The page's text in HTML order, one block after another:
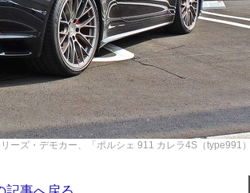
ーズ・デモカー、「ポルシェ 911 カレラ4S（type991）
記事へ戻る